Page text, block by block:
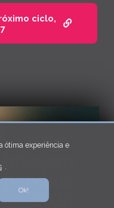
ciclo,
ótima experiência e
.
Ok!